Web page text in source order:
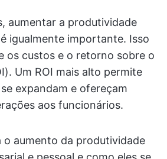
aumentar a produtividade
igualmente importante. Isso
os custos e o retorno sobre o
Um ROI mais alto permite
expandam e ofereçam
aos funcionários.
o aumento da produtividade